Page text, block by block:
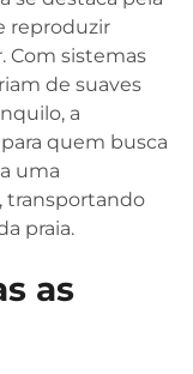
reproduzir
Com sistemas
de suaves
a
quem busca
uma
transportando
praia.
as